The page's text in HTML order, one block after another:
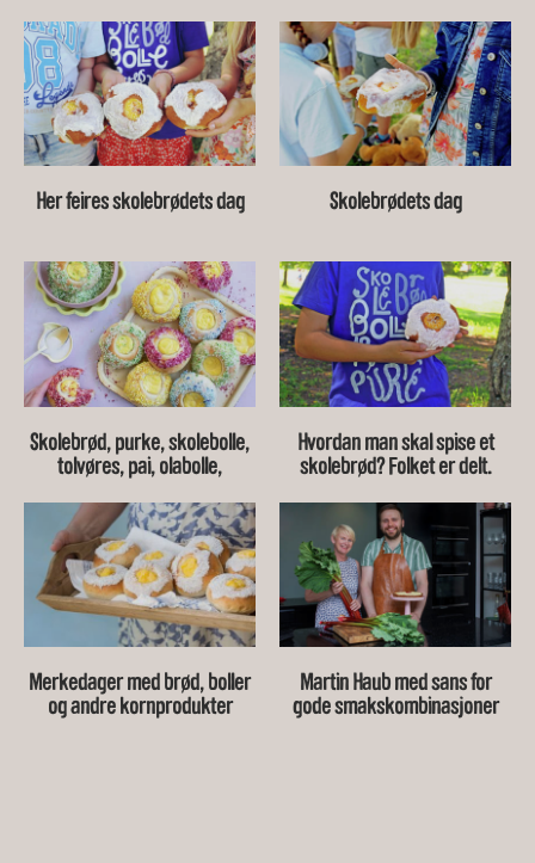
Her feires skolebrødets dag Skolebrødets dag
Skolebrød, purke, skolebolle,
tolvøres, pai, olabolle,
skillings…
Hvordan man skal spise et
skolebrød? Folket er delt.
Merkedager med brød, boller
og andre kornprodukter
Martin Haub med sans for
gode smakskombinasjoner